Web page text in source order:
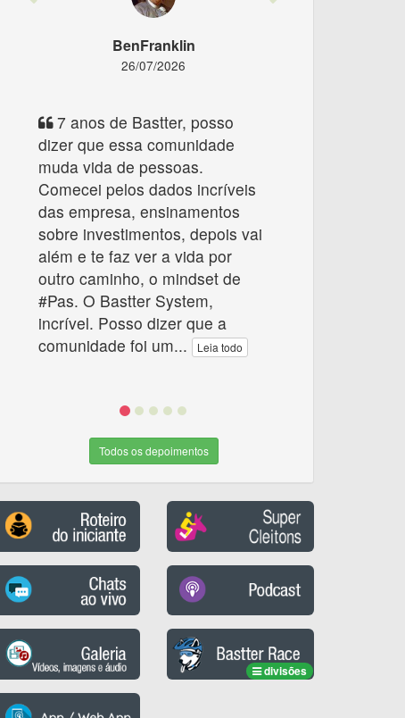
BenFranklin
26/07/2026
7 anos de Bastter, posso
dizer que essa comunidade
muda vida de pessoas.
Comecei pelos dados incríveis
das empresa, ensinamentos
sobre investimentos, depois vai
além e te faz ver a vida por
outro caminho, o mindset de
#Pas. O Bastter System,
incrível. Posso dizer que a
comunidade foi um... Leia todo
Todos os depoimentos
divisões